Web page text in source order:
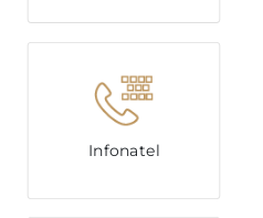
Infonatel